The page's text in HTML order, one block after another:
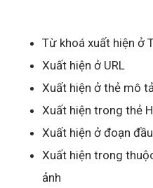
Từ khoá xuất hiện ở
Xuất hiện ở URL
Xuất hiện ở thẻ mô
Xuất hiện trong thẻ
Xuất hiện ở đoạn
Xuất hiện trong
ảnh